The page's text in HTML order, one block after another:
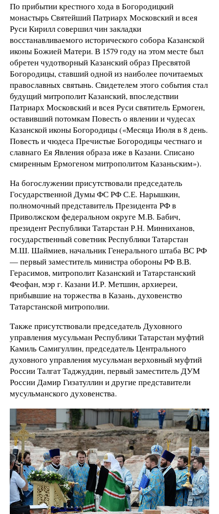
По прибытии крестного хода в Богородицкий
монастырь Святейший Патриарх Московский и всея
Руси Кирилл совершил чин закладки
восстанавливаемого исторического собора Казанской
иконы Божией Матери. В 1579 году на этом месте был
обретен чудотворный Казанский образ Пресвятой
Богородицы, ставший одной из наиболее почитаемых
православных святынь. Свидетелем этого события стал
будущий митрополит Казанский, впоследствии
Патриарх Московский и всея Руси святитель Ермоген,
оставивший потомкам Повесть о явлении и чудесах
Казанской иконы Богородицы («Месяца Июля в 8 день.
Повесть и чюдеса Пречистые Богородицы честнаго и
славнаго Ея Явления образа иже в Казани. Списано
смиренным Ермогеном митрополитом Казаньским»).
На богослужении присутствовали председатель
Государственной Думы ФС РФ С.Е. Нарышкин,
полномочный представитель Президента РФ в
Приволжском федеральном округе М.В. Бабич,
президент Республики Татарстан Р.Н. Минниханов,
государственный советник Республики Татарстан
М.Ш. Шаймиев, начальник Генерального штаба ВС РФ
— первый заместитель министра обороны РФ В.В.
Герасимов, митрополит Казанский и Татарстанский
Феофан, мэр г. Казани И.Р. Метшин, архиереи,
прибывшие на торжества в Казань, духовенство
Татарстанской митрополии.
Также присутствовали председатель Духовного
управления мусульман Республики Татарстан муфтий
Камиль Самигуллин, председатель Центрального
духовного управления мусульман верховный муфтий
России Талгат Таджуддин, первый заместитель ДУМ
России Дамир Гизатуллин и другие представители
мусульманского духовенства.